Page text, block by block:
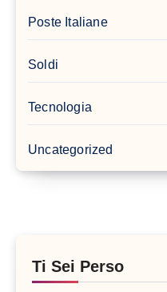
Poste Italiane
Soldi
Tecnologia
Uncategorized
Ti Sei Perso